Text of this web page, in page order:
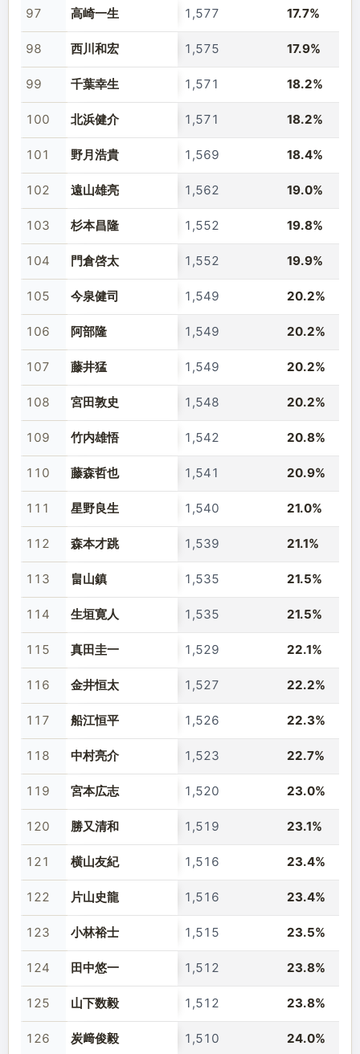
97 高崎一生 1,577 17.7%
98 西川和宏 1,575 17.9%
99 千葉幸生 1,571 18.2%
100 北浜健介 1,571 18.2%
101 野月浩貴 1,569 18.4%
102 遠山雄亮 1,562 19.0%
103 杉本昌隆 1,552 19.8%
104 門倉啓太 1,552 19.9%
105 今泉健司 1,549 20.2%
106 阿部隆 1,549 20.2%
107 藤井猛 1,549 20.2%
108 宮田敦史 1,548 20.2%
109 竹内雄悟 1,542 20.8%
110 藤森哲也 1,541 20.9%
111 星野良生 1,540 21.0%
112 森本才跳 1,539 21.1%
113 畠山鎮 1,535 21.5%
114 生垣寛人 1,535 21.5%
115 真田圭一 1,529 22.1%
116 金井恒太 1,527 22.2%
117 船江恒平 1,526 22.3%
118 中村亮介 1,523 22.7%
119 宮本広志 1,520 23.0%
120 勝又清和 1,519 23.1%
121 横山友紀 1,516 23.4%
122 片山史龍 1,516 23.4%
123 小林裕士 1,515 23.5%
124 田中悠一 1,512 23.8%
125 山下数毅 1,512 23.8%
126 炭﨑俊毅 1,510 24.0%